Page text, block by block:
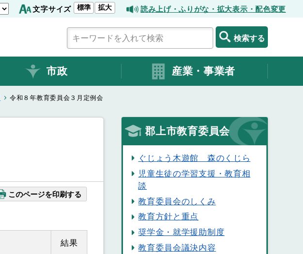
文字サイズ 標準 拡大 読み上げ・ふりがな・拡大表示・配色変更
検索する
市政 産業・事業者
令和８年教育委員会３月定例会
このページを印刷する
結果
郡上市教育委員会
ぐじょう木遊館 森のくじら
児童生徒の学習支援・教育相
談
教育委員会のしくみ
教育方針と重点
奨学金・就学援助制度
教育委員会議決内容